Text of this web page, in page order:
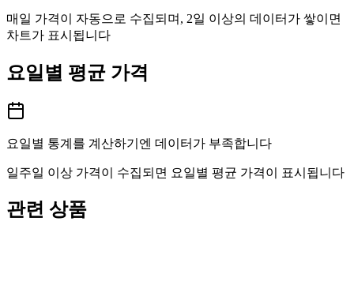
매일 가격이 자동으로 수집되며, 2일 이상의 데이터가 쌓이면
차트가 표시됩니다
요일별 평균 가격
요일별 통계를 계산하기엔 데이터가 부족합니다
일주일 이상 가격이 수집되면 요일별 평균 가격이 표시됩니다
관련 상품